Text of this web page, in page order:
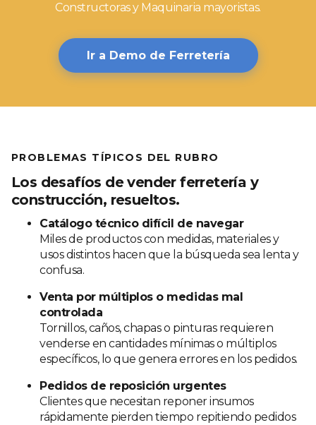
Constructoras y Maquinaria mayoristas.
Ir a Demo de Ferretería
PROBLEMAS TÍPICOS DEL RUBRO
Los desafíos de vender ferretería y
construcción, resueltos.
Catálogo técnico difícil de navegar
Miles de productos con medidas, materiales y
usos distintos hacen que la búsqueda sea lenta y
confusa.
Venta por múltiplos o medidas mal
controlada
Tornillos, caños, chapas o pinturas requieren
venderse en cantidades mínimas o múltiplos
específicos, lo que genera errores en los pedidos.
Pedidos de reposición urgentes
Clientes que necesitan reponer insumos
rápidamente pierden tiempo repitiendo pedidos